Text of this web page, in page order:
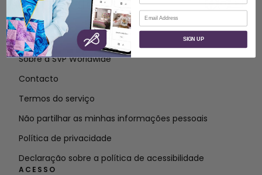
SOBRE
Sobre a SVP Worldwide
Contacto
Termos do serviço
Não partilhar as minhas informações pessoais
Política de privacidade
Declaração sobre a política de acessibilidade
ACESSO
Correio eletrónico
SIGN UP